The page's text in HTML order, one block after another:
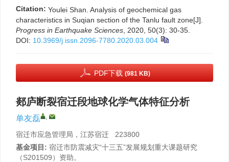
Citation: Youlei Shan. Analysis of geochemical gas
characteristics in Suqian section of the Tanlu fault zone[J].
Progress in Earthquake Sciences , 2020, 50(3): 30-35.
DOI: 10.3969/j.issn.2096-7780.2020.03.004
PDF下载 (981 KB)
郯庐断裂宿迁段地球化学气体特征分析
单友磊 ,
宿迁市应急管理局，江苏宿迁 223800
基金项目: 宿迁市防震减灾“十三五”发展规划重大课题研究
（S201509）资助。